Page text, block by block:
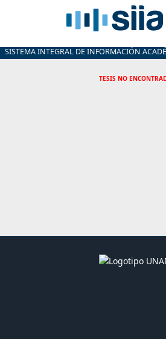
SISTEMA INTEGRAL DE INFORMACIÓN
TESIS NO